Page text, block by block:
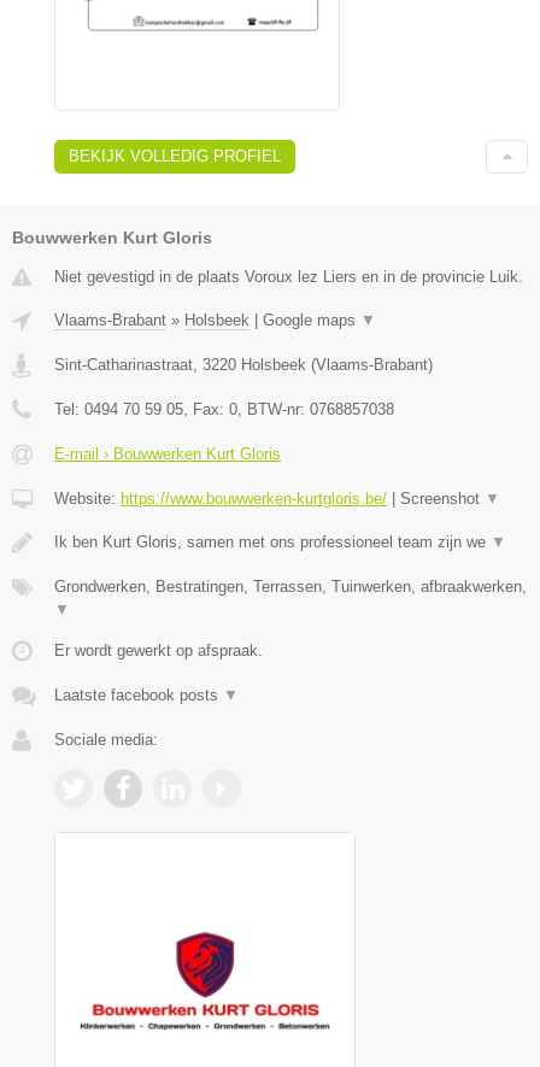
BEKIJK VOLLEDIG PROFIEL
Bouwwerken Kurt Gloris
Niet gevestigd in de plaats Voroux lez Liers en in de provincie Luik.
Vlaams-Brabant » Holsbeek Google maps ▼
Sint-Catharinastraat 3220 Holsbeek (Vlaams-Brabant)
Tel: 0494 70 59 05 , Fax: 0 , BTW-nr: 0768857038
E-mail › Bouwwerken Kurt Gloris
Website: https://www.bouwwerken-kurtgloris.be/ Screenshot ▼
Ik ben Kurt Gloris, samen met ons professioneel team zijn we ▼
Grondwerken, Bestratingen, Terrassen, Tuinwerken, afbraakwerken,
▼
Er wordt gewerkt op afspraak.
Laatste facebook posts ▼
Sociale media: